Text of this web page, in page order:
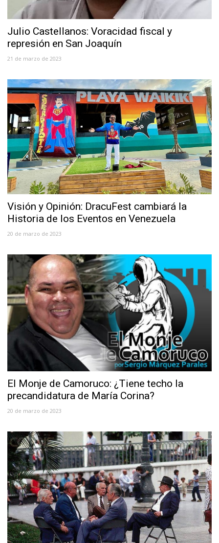
Julio Castellanos: Voracidad fiscal y
represión en San Joaquín
21 de marzo de 2023
Visión y Opinión: DracuFest cambiará la
Historia de los Eventos en Venezuela
20 de marzo de 2023
El Monje de Camoruco: ¿Tiene techo la
precandidatura de María Corina?
20 de marzo de 2023